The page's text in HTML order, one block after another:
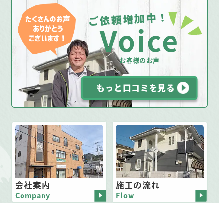
ご依頼増加中！
Voice
お客様のお声
もっと口コミを見る
会社案内
Company
施工の流れ
Flow